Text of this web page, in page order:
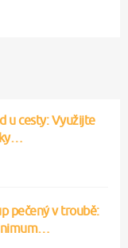
u cesty: Využijte
pečený v troubě: